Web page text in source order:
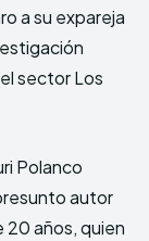
a su expareja
sector Los
Polanco
autor
20 años, quien